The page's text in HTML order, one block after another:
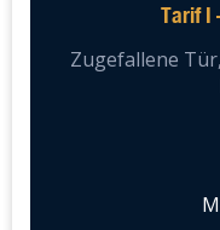
Tarif I
Zugefallene